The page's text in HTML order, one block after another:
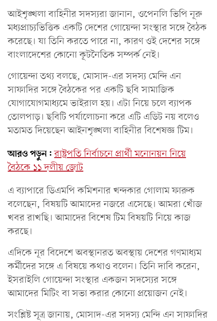
আইশৃঙ্খলা বাহিনীর সদস্যরা জানান, ওপেনলি ভিপি নূরু
মধ্যপ্রাচ্যভিত্তিক একটি দেশের গোয়েন্দা সংস্থার সঙ্গে বৈঠক
করেছে। যা তিনি করতে পারে না, কারণ ওই দেশের সঙ্গে
বাংলাদেশের কোনো কূটনৈতিক সম্পর্ক নেই।
গোয়েন্দা তথ্য বলছে, মোসাদ-এর সদস্য মেন্দি এন
সাফাদির সঙ্গে বৈঠকের পর একটি ছবি সামাজিক
যোগাযোগমাধ্যমে ভাইরাল হয়। এটা নিয়ে চলে ব্যাপক
তোলপাড়। ছবিটি পর্যালোচনা করে এটি এডিট নয় বলেও
মতামত দিয়েছেন আইনশৃঙ্খলা বাহিনীর বিশেষজ্ঞ টিম।
আরও পড়ুন: রাষ্ট্রপতি নির্বাচনে প্রার্থী মনোনয়ন নিয়ে
বৈঠকে ১১ দলীয় জোট
এ ব্যাপারে ডিএমপি কমিশনার খন্দকার গোলাম ফারুক
বলেছেন, বিষয়টি আমাদের নজরে এসেছে। আমরা খোঁজ
খবর রাখছি। আমাদের বিশেষ টিম বিষয়টি নিয়ে কাজ
করছে।
এদিকে নূর বিদেশে অবস্থানরত অবস্থায় দেশের গণমাধ্যম
কর্মীদের সঙ্গে এ বিষয়ে কথাও বলেন। তিনি দাবি করেন,
ইসরাইলি গোয়েন্দা সংস্থার একজন সদস্যের সঙ্গে
আমাদের মিটিং বা সভা করার কোনো প্রয়োজন নেই।
সংশ্লিষ্ট সূত্র জানায়, মোসাদ-এর সদস্য মেন্দি এন সাফাদির